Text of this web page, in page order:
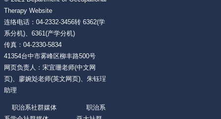
Therapy Website
连络电话：04-2332-3456转 6362(学
系分机)、6361(产学分机)
传真：04-2330-5834
41354台中市雾峰区柳丰路500号
网页负责人：宋宜珊老师(中文网
页)、廖婉彣老师(英文网页)、朱钰珵
助理
职治系社群媒体 职治系